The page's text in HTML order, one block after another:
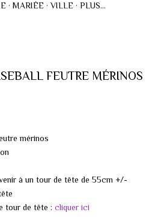
MARIÉE VILLE PLUS…
FEUTRE MÉRINOS
mérinos
à un tour de tête de 55cm +/-
tour de tête : cliquer ici